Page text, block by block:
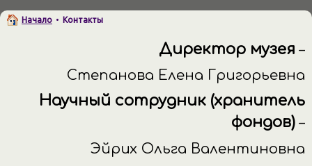
Начало • Контакты
Директор музея –
Степанова Елена Григорьевна
Научный сотрудник (хранитель
фондов) –
Эйрих Ольга Валентиновна